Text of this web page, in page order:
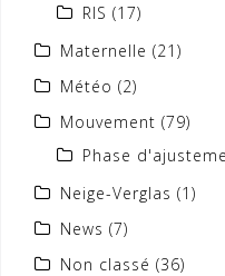
RIS (17)
Maternelle (21)
Météo (2)
Mouvement (79)
Phase
Neige-Verglas (1)
News (7)
Non classé (36)